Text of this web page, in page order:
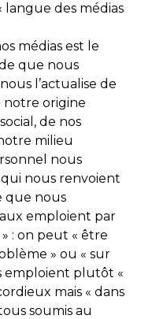
langue des médias
médias est le
que nous
l’actualise de
notre origine
de nos
milieu
nous
nous renvoient
que nous
emploient par
: on peut « être
» ou « sur
emploient plutôt «
mais « dans
soumis au